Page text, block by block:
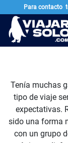
Ir al contenido
Tenía muchas
tipo de viaje
expectativas.
sido una forma
con un grupo
Para contacto